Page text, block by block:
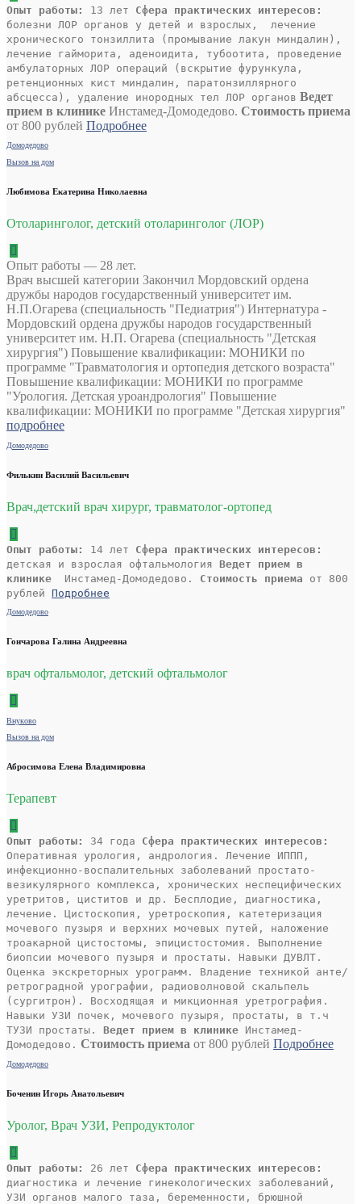
Опыт работы: 13 лет Сфера практических интересов:
болезни ЛОР органов у детей и взрослых, лечение
хронического тонзиллита (промывание лакун миндалин),
лечение гайморита, аденоидита, тубоотита, проведение
амбулаторных ЛОР операций (вскрытие фурункула,
ретенционных кист миндалин, паратонзиллярного
абсцесса), удаление инородных тел ЛОР органов Ведет
прием в клинике Инстамед-Домодедово. Стоимость приема
от 800 рублей Подробнее
Домодедово
Вызов на дом
Любимова Екатерина Николаевна
Отоларинголог, детский отоларинголог (ЛОР)
Опыт работы — 28 лет.
Врач высшей категории Закончил Мордовский ордена
дружбы народов государственный университет им.
Н.П.Огарева (специальность "Педиатрия") Интернатура -
Мордовский ордена дружбы народов государственный
университет им. Н.П. Огарева (специальность "Детская
хирургия") Повышение квалификации: МОНИКИ по
программе "Травматология и ортопедия детского возраста"
Повышение квалификации: МОНИКИ по программе
"Урология. Детская уроандрология" Повышение
квалификации: МОНИКИ по программе "Детская хирургия"
подробнее
Домодедово
Филькин Василий Васильевич
Врач,детский врач хирург, травматолог-ортопед
Опыт работы: 14 лет Сфера практических интересов:
детская и взрослая офтальмология Ведет прием в
клинике Инстамед-Домодедово. Стоимость приема от 800
рублей Подробнее
Домодедово
Гончарова Галина Андреевна
врач офтальмолог, детский офтальмолог
Внуково
Вызов на дом
Абросимова Елена Владимировна
Терапевт
Опыт работы: 34 года Сфера практических интересов:
Оперативная урология, андрология. Лечение ИППП,
инфекционно-воспалительных заболеваний простато-
везикулярного комплекса, хронических неспецифических
уретритов, циститов и др. Бесплодие, диагностика,
лечение. Цистоскопия, уретроскопия, катетеризация
мочевого пузыря и верхних мочевых путей, наложение
троакарной цистостомы, эпицистостомия. Выполнение
биопсии мочевого пузыря и простаты. Навыки ДУВЛТ.
Оценка экскреторных урограмм. Владение техникой анте/
ретроградной урографии, радиоволновой скальпель
(сургитрон). Восходящая и микционная уретрография.
Навыки УЗИ почек, мочевого пузыря, простаты, в т.ч
ТУЗИ простаты. Ведет прием в клинике Инстамед-
Домодедово. Стоимость приема от 800 рублей Подробнее
Домодедово
Боченин Игорь Анатольевич
Уролог, Врач УЗИ, Репродуктолог
Опыт работы: 26 лет Сфера практических интересов:
диагностика и лечение гинекологических заболеваний,
УЗИ органов малого таза, беременности, брюшной